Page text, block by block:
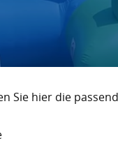
Sie hier die